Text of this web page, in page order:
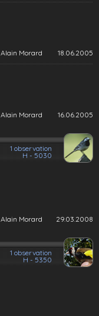
Alain Morard 18.06.2005
Alain Morard 16.06.2005
1 observation
H - 5030
Alain Morard 29.03.2008
1 observation
H - 5350